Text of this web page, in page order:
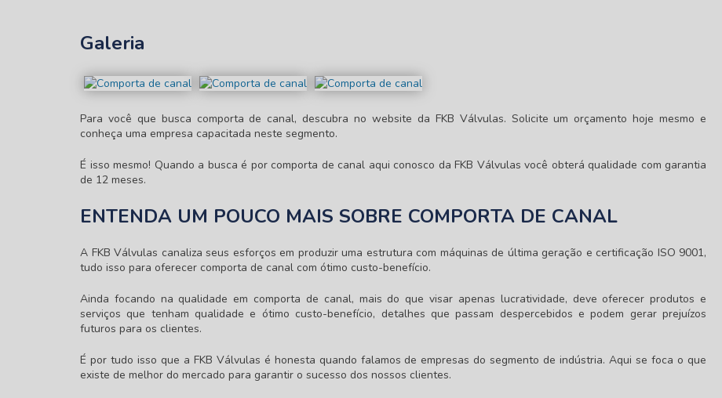
Galeria
Para você que busca comporta de canal, descubra no website da FKB Válvulas. Solicite um orçamento hoje mesmo e
conheça uma empresa capacitada neste segmento.
É isso mesmo! Quando a busca é por comporta de canal aqui conosco da FKB Válvulas você obterá qualidade com garantia
de 12 meses.
ENTENDA UM POUCO MAIS SOBRE COMPORTA DE CANAL
A FKB Válvulas canaliza seus esforços em produzir uma estrutura com máquinas de última geração e certificação ISO 9001,
tudo isso para oferecer comporta de canal com ótimo custo-benefício.
Ainda focando na qualidade em comporta de canal, mais do que visar apenas lucratividade, deve oferecer produtos e
serviços que tenham qualidade e ótimo custo-benefício, detalhes que passam despercebidos e podem gerar prejuízos
futuros para os clientes.
É por tudo isso que a FKB Válvulas é honesta quando falamos de empresas do segmento de indústria. Aqui se foca o que
existe de melhor do mercado para garantir o sucesso dos nossos clientes.